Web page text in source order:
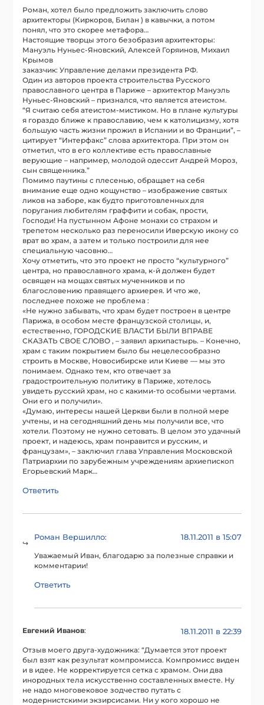
Роман, хотел было предложить заключить слово
архитекторы (Киркоров, Билан ) в кавычки, а потом
понял, что это скорее метафора…
Настоящие творцы этого безобразия архитекторы:
Мануэль Нуньес-Яновский, Алексей Горяинов, Михаил
Крымов
заказчик: Управление делами президента РФ.
Один из авторов проекта строительства Русского
православного центра в Париже – архитектор Мануэль
Нуньес-Яновский – признался, что является атеистом.
“Я считаю себя атеистом-мистиком. Но в плане культуры
я гораздо ближе к православию, чем к католицизму, хотя
большую часть жизни прожил в Испании и во Франции”, –
цитирует “Интерфакс” слова архитектора. При этом он
отметил, что в его коллективе есть православные
верующие – например, молодой одессит Андрей Мороз,
сын священника.”
Помимо паутины с плесенью, обращает на себя
внимание еще одно кощунство – изображение святых
ликов на заборе, как будто приготовленных для
поругания любителям граффити и собак, прости,
Господи! На пустынном Афоне монахи со страхом и
трепетом несколько раз переносили Иверскую икону со
врат во храм, а затем и только построили для нее
специальную часовню…
Хочу отметить, что это проект не просто “культурного”
центра, но православного храма, к-й должен будет
освящен на мощах святых мученников и по
благословению правящего архиерея. И что же,
последнее похоже не проблема :
«Не нужно забывать, что храм будет построен в центре
Парижа, в особом месте французской столицы, и,
естественно, ГОРОДСКИЕ ВЛАСТИ БЫЛИ ВПРАВЕ
СКАЗАТЬ СВОЕ СЛОВО , – заявил архипастырь. – Конечно,
храм с таким покрытием было бы нецелесообразно
строить в Москве, Новосибирске или Киеве — мы это
понимаем. Однако тем, кто отвечает за
градостроительную политику в Париже, хотелось
увидеть русский храм, но с какими-то особыми чертами.
Они его и получили».
«Думаю, интересы нашей Церкви были в полной мере
учтены, и на сегодняшний день мы получили все, что
хотели. Поэтому не нужно сетовать. В целом это удачный
проект, и надеюсь, храм понравится и русским, и
французам», – заключил глава Управления Московской
Патриархии по зарубежным учреждениям архиепископ
Егорьевский Марк…
Ответить
Роман Вершилло: 18.11.2011 в 15:07
Уважаемый Иван, благодарю за полезные справки и
комментарии!
Ответить
Евгений Иванов: 18.11.2011 в 22:39
Отзыв моего друга-художника: “Думается этот проект
был взят как результат компромисса. Компромисс виден
и в идее. Не корректируется сетка с храмом. Они два
инородных тела искусственно составленных вместе. Ну
не надо многовековое зодчество путать с
модернистскими экзирсисами. Ни у кого хорошо не